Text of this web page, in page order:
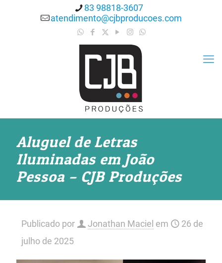
83 98818-3607
atendimento@cjbproducoes.com
Aluguel de Letras
Iluminadas em João
Pessoa – CJB Produções
Publicado por Jonathan Maciel em
26 de
julho de 2025